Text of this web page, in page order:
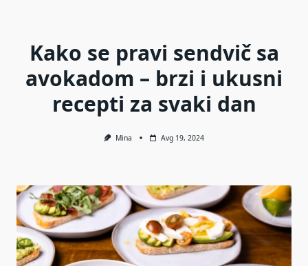
Kako se pravi sendvič sa
avokadom – brzi i ukusni
recepti za svaki dan
Mina Avg 19, 2024